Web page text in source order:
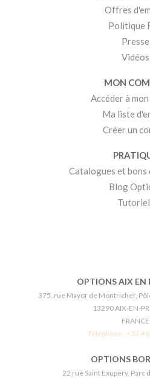
Offres
Politique
Presse
Vidéos
MON
Accéder à
Ma liste
Créer un
Catalogues et bons
Blog
OPTIONS AIX EN
375, rue Mayor de Montricher,
13290 AIX-EN-
FRANCE
Téléphone : +33 4
OPTIONS
22 rue Saint Exupery, Parc